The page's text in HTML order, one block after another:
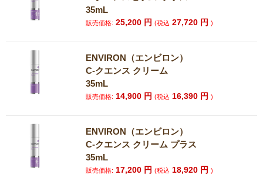
35mL
販売価格: 25,200 円(税込 27,720 円)
ENVIRON（エンビロン）
C-クエンス クリーム
35mL
販売価格: 14,900 円(税込 16,390 円)
ENVIRON（エンビロン）
C-クエンス クリーム プラス
35mL
販売価格: 17,200 円(税込 18,920 円)